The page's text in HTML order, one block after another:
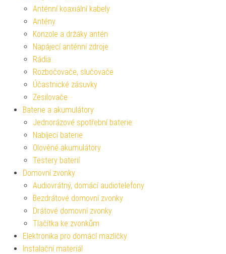
Anténní koaxiální kabely
Antény
Konzole a držáky antén
Napájecí anténní zdroje
Rádia
Rozbočovače, slučovače
Účastnické zásuvky
Zesilovače
Baterie a akumulátory
Jednorázové spotřební baterie
Nabíjecí baterie
Olověné akumulátory
Testery baterií
Domovní zvonky
Audiovrátný, domácí audiotelefony
Bezdrátové domovní zvonky
Drátové domovní zvonky
Tlačítka ke zvonkům
Elektronika pro domácí mazlíčky
Instalační materiál